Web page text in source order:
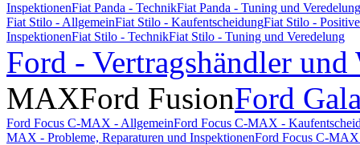
InspektionenFiat Panda - TechnikFiat Panda - Tuning und Veredelung
Fiat Stilo - AllgemeinFiat Stilo - KaufentscheidungFiat Stilo -
InspektionenFiat Stilo - TechnikFiat Stilo - Tuning und Veredelung
Ford - Vertragshändler und
MAXFord FusionFord
Ford Focus C-MAX - AllgemeinFord Focus C-MAX -
MAX - Probleme, Reparaturen und InspektionenFord Focus C-